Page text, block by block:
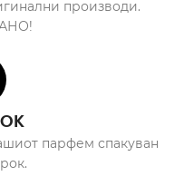
производи.
парфем спакуван